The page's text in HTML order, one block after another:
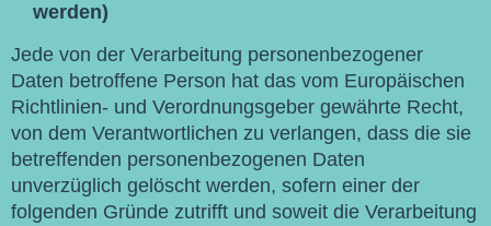
werden)
Jede von der Verarbeitung personenbezogener
Daten betroffene Person hat das vom Europäischen
Richtlinien- und Verordnungsgeber gewährte Recht,
von dem Verantwortlichen zu verlangen, dass die sie
betreffenden personenbezogenen Daten
unverzüglich gelöscht werden, sofern einer der
folgenden Gründe zutrifft und soweit die Verarbeitung